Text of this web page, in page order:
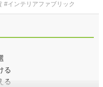
#インテリアファブリック
る
る